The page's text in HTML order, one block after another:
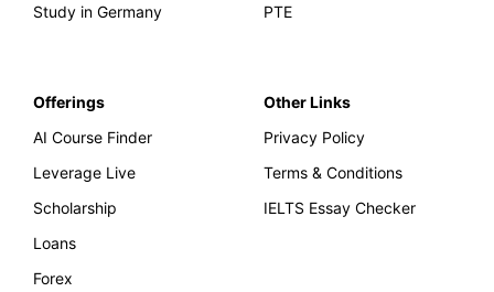
Study in Germany
PTE
Offerings
AI Course Finder
Leverage Live
Scholarship
Loans
Forex
Other Links
Privacy Policy
Terms & Conditions
IELTS Essay Checker